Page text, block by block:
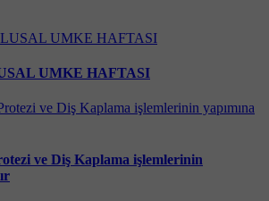
UMKE HAFTASI
ve Diş Kaplama işlemlerinin